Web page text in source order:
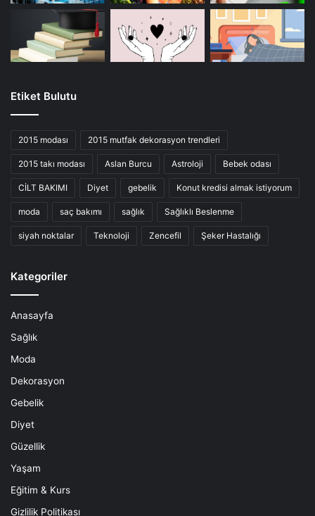
Etiket Bulutu
2015 modası 2015 mutfak dekorasyon trendleri
2015 takı modası Aslan Burcu Astroloji Bebek odası
CİLT BAKIMI Diyet gebelik Konut kredisi almak istiyorum
moda saç bakımı sağlık Sağlıklı Beslenme
siyah noktalar Teknoloji Zencefil Şeker Hastalığı
Kategoriler
Anasayfa
Sağlık
Moda
Dekorasyon
Gebelik
Diyet
Güzellik
Yaşam
Eğitim & Kurs
Gizlilik Politikası